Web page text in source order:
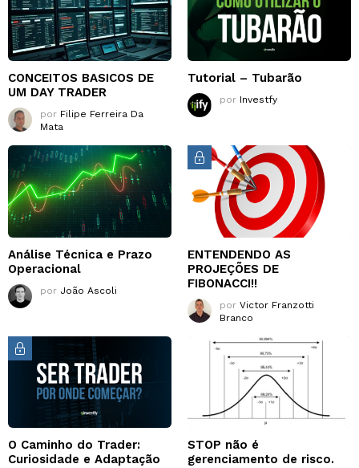
CONCEITOS BASICOS DE
UM DAY TRADER
por Filipe Ferreira Da
Mata
Tutorial – Tubarão
por Investfy
Análise Técnica e Prazo
Operacional
por João Ascoli
ENTENDENDO AS
PROJEÇÕES DE
FIBONACCI!!
por Victor Franzotti
Branco
O Caminho do Trader:
Curiosidade e Adaptação
STOP não é
gerenciamento de risco.